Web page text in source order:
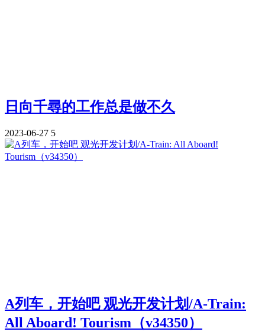
日向千尋的工作总是做不久
2023-06-27 5
A列车，开始吧 观光开发计划/A-Train:
All Aboard! Tourism（v34350）